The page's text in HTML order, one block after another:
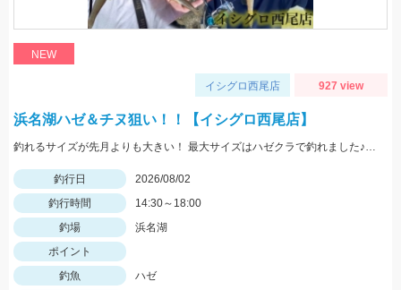
NEW
イシグロ西尾店 927 view
浜名湖ハゼ＆チヌ狙い！！【イシグロ西尾店】
釣れるサイズが先月よりも大きい！ 最大サイズはハゼクラで釣れました♪ 夕マヅメは一面ボイルだらけ！！果たして結果は...
釣行日
2026/08/02
釣行時間
14:30～18:00
釣場
浜名湖
ポイント
釣魚
ハゼ